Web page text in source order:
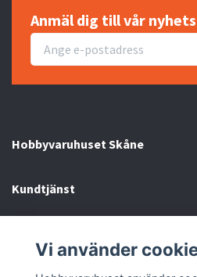
Anmäl dig till vår
Hobbyvaruhuset Skåne
Kundtjänst
Vi använder